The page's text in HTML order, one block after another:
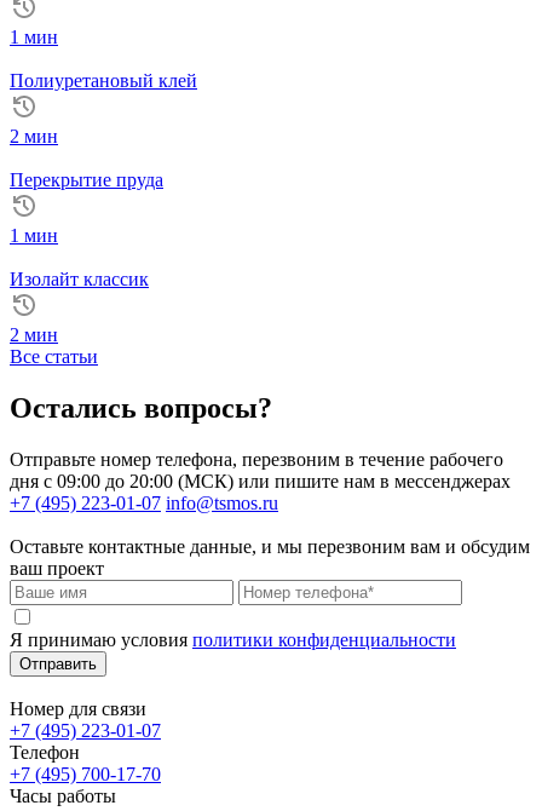
1 мин
Полиуретановый клей
2 мин
Перекрытие пруда
1 мин
Изолайт классик
2 мин
Все статьи
Остались вопросы?
Отправьте номер телефона, перезвоним в течение рабочего
дня с 09:00 до 20:00 (МСК) или пишите нам в мессенджерах
+7 (495) 223-01-07 info@tsmos.ru
Оставьте контактные данные, и мы перезвоним вам и обсудим
ваш проект
Я принимаю условия политики конфиденциальности
Отправить
Номер для связи
+7 (495) 223-01-07
Телефон
+7 (495) 700-17-70
Часы работы